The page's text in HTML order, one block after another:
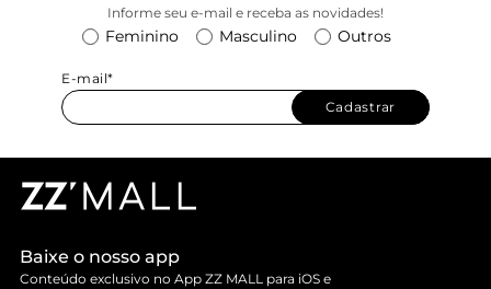
Informe seu e-mail e receba as novidades!
Feminino Masculino Outros
E-mail*
Cadastrar
Baixe o nosso app
Conteúdo exclusivo no App ZZ MALL para iOS e